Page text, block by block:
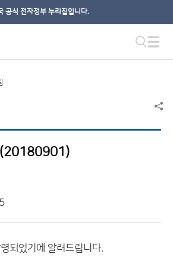
공식 전자정부 누리집입니다.
(20180901)
되었기에 알려드립니다.